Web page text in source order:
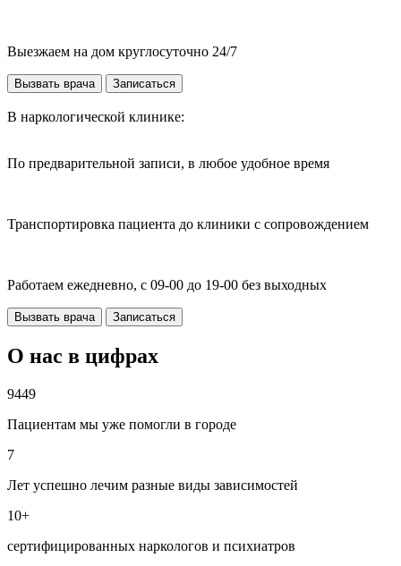
Выезжаем на дом круглосуточно 24/7
Вызвать врача Записаться
В наркологической клинике:
По предварительной записи, в любое удобное время
Транспортировка пациента до клиники с сопровождением
Работаем ежедневно, с 09-00 до 19-00 без выходных
Вызвать врача Записаться
О нас в цифрах
9449
Пациентам мы уже помогли в городе
7
Лет успешно лечим разные виды зависимостей
10+
сертифицированных наркологов и психиатров